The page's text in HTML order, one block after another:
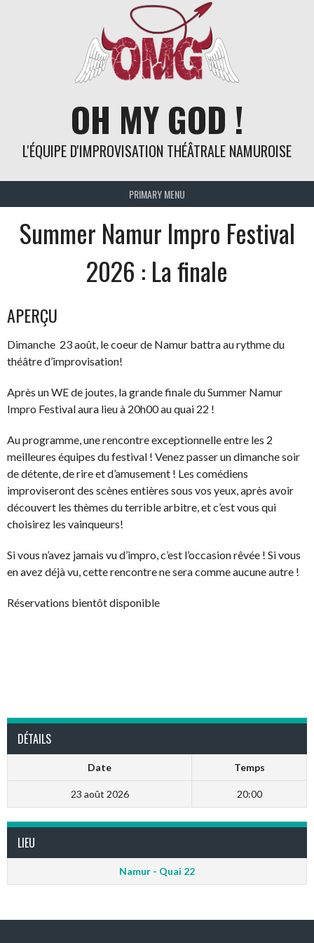
OH MY GOD !
L'ÉQUIPE D'IMPROVISATION THÉÂTRALE NAMUROISE
PRIMARY MENU
Summer Namur Impro Festival
2026 : La finale
APERÇU
Dimanche 23 août, le coeur de Namur battra au rythme du
théâtre d’improvisation!
Après un WE de joutes, la grande finale du Summer Namur
Impro Festival aura lieu à 20h00 au quai 22 !
Au programme, une rencontre exceptionnelle entre les 2
meilleures équipes du festival ! Venez passer un dimanche soir
de détente, de rire et d’amusement ! Les comédiens
improviseront des scènes entières sous vos yeux, après avoir
découvert les thèmes du terrible arbitre, et c’est vous qui
choisirez les vainqueurs!
Si vous n’avez jamais vu d’impro, c’est l’occasion rêvée ! Si vous
en avez déjà vu, cette rencontre ne sera comme aucune autre !
Réservations bientôt disponible
DÉTAILS
Date Temps
23 août 2026 20:00
LIEU
Namur - Quai 22